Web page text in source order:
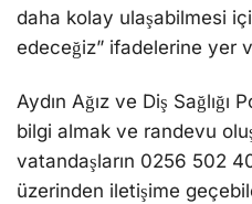
daha kolay ulaşabilmesi
edeceğiz” ifadelerine yer
Aydın Ağız ve Diş Sağlığı
bilgi almak ve randevu
vatandaşların 0256 502
üzerinden iletişime